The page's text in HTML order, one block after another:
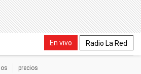
En vivo Radio La Red
precios